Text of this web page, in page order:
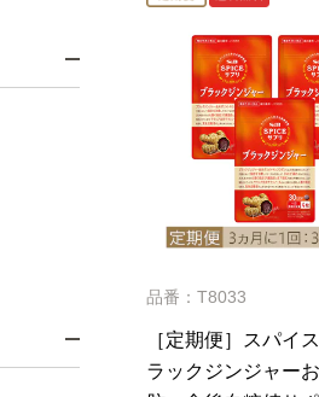
品番：T8033
［定期便］スパイ
ラックジンジャー